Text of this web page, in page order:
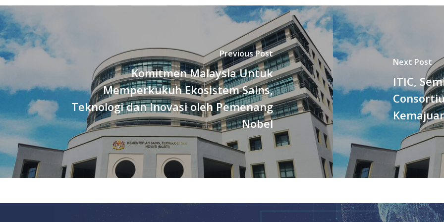
Previous Post
Komitmen Malaysia Untuk
Memperkukuh Ekosistem Sains,
Teknologi dan Inovasi oleh Pemenang
Nobel
Next Post
ITIC,